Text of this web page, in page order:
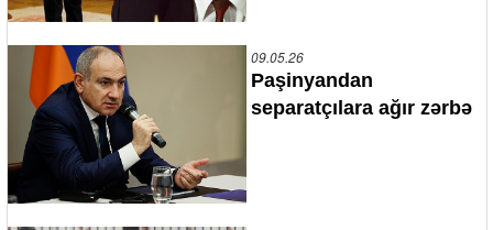
09.05.26
Paşinyandan
separatçılara ağır zərbə